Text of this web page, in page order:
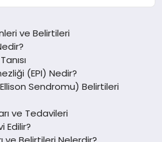
ve Belirtileri
(EPI) Nedir?
Sendromu) Belirtileri
ve Tedavileri
Edilir?